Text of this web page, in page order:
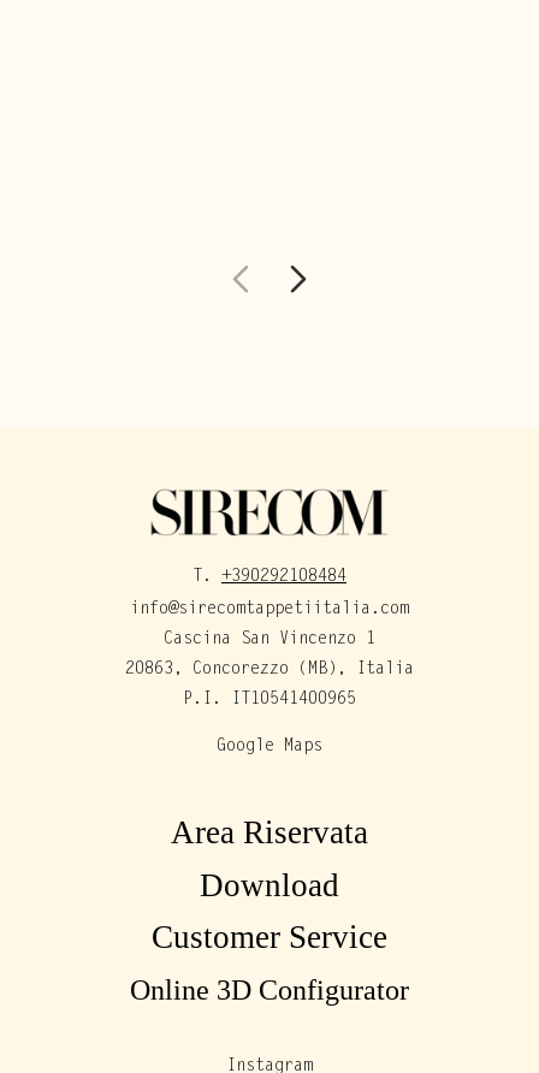
T. +390292108484
info@sirecomtappetiitalia.com
Cascina San Vincenzo 1
20863, Concorezzo (MB), Italia
P.I. IT10541400965
Google Maps
Instagram
Area Riservata
Download
Customer Service
Online 3D Configurator